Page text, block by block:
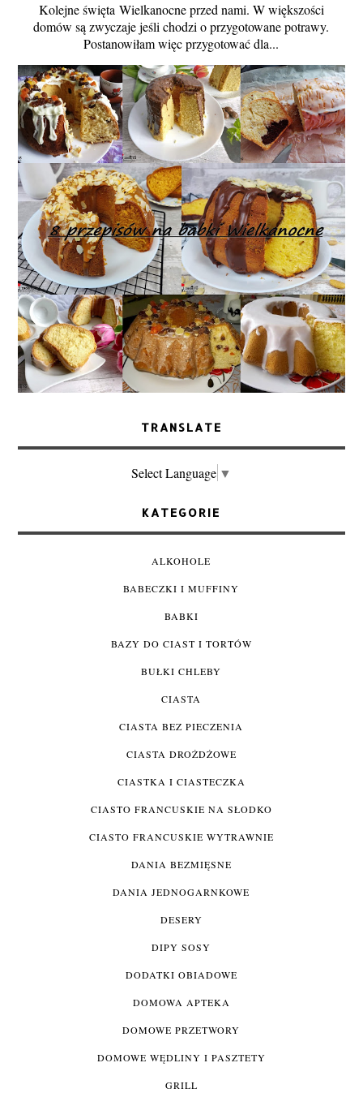
Kolejne święta Wielkanocne przed nami. W większości
domów są zwyczaje jeśli chodzi o przygotowane potrawy.
Postanowiłam więc przygotować dla...
TRANSLATE
Select Language ▼
KATEGORIE
ALKOHOLE
BABECZKI I MUFFINY
BABKI
BAZY DO CIAST I TORTÓW
BUŁKI CHLEBY
CIASTA
CIASTA BEZ PIECZENIA
CIASTA DROŻDŻOWE
CIASTKA I CIASTECZKA
CIASTO FRANCUSKIE NA SŁODKO
CIASTO FRANCUSKIE WYTRAWNIE
DANIA BEZMIĘSNE
DANIA JEDNOGARNKOWE
DESERY
DIPY SOSY
DODATKI OBIADOWE
DOMOWA APTEKA
DOMOWE PRZETWORY
DOMOWE WĘDLINY I PASZTETY
GRILL